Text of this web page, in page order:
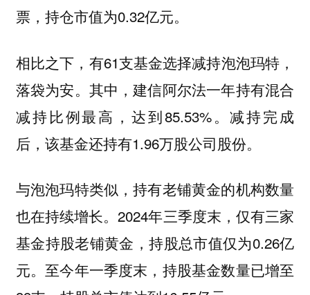
票，持仓市值为0.32亿元。
相比之下，有61支基金选择减持泡泡玛特，
落袋为安。其中，建信阿尔法一年持有混合
减持比例最高，达到85.53%。减持完成
后，该基金还持有1.96万股公司股份。
与泡泡玛特类似，持有老铺黄金的机构数量
也在持续增长。2024年三季度末，仅有三家
基金持股老铺黄金，持股总市值仅为0.26亿
元。至今年一季度末，持股基金数量已增至